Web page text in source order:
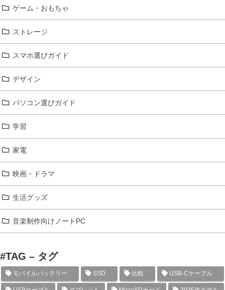
ゲーム・おもちゃ
ストレージ
スマホ選びガイド
デザイン
パソコン選びガイド
学習
家電
映画・ドラマ
生活グッズ
音楽制作向けノートPC
#TAG – タグ
モバイルバッテリー SSD 比較 USB-Cケーブル